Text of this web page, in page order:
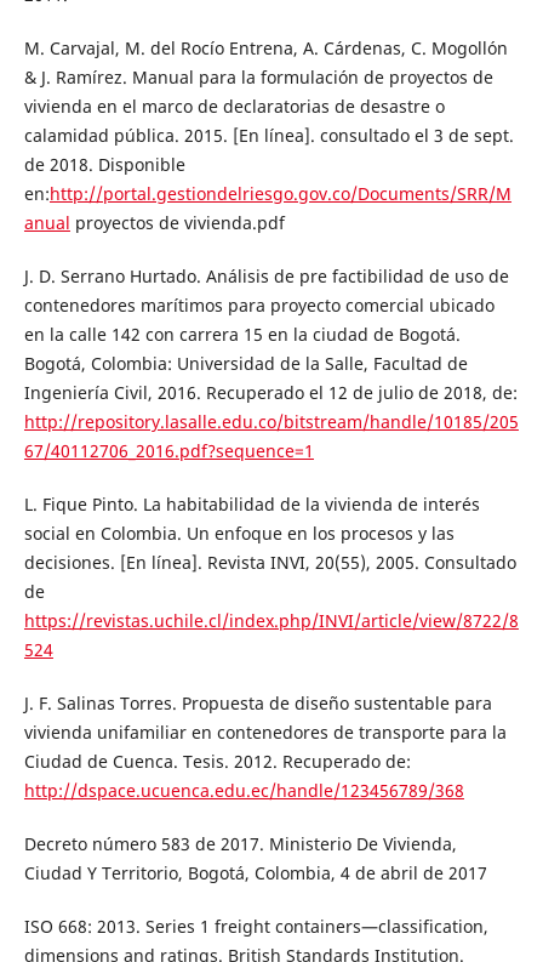
M. Carvajal, M. del Rocío Entrena, A. Cárdenas, C. Mogollón
& J. Ramírez. Manual para la formulación de proyectos de
vivienda en el marco de declaratorias de desastre o
calamidad pública. 2015. [En línea]. consultado el 3 de sept.
de 2018. Disponible
en:http://portal.gestiondelriesgo.gov.co/Documents/SRR/M
anual proyectos de vivienda.pdf
J. D. Serrano Hurtado. Análisis de pre factibilidad de uso de
contenedores marítimos para proyecto comercial ubicado
en la calle 142 con carrera 15 en la ciudad de Bogotá.
Bogotá, Colombia: Universidad de la Salle, Facultad de
Ingeniería Civil, 2016. Recuperado el 12 de julio de 2018, de:
http://repository.lasalle.edu.co/bitstream/handle/10185/205
67/40112706_2016.pdf?sequence=1
L. Fique Pinto. La habitabilidad de la vivienda de interés
social en Colombia. Un enfoque en los procesos y las
decisiones. [En línea]. Revista INVI, 20(55), 2005. Consultado
de
https://revistas.uchile.cl/index.php/INVI/article/view/8722/8
524
J. F. Salinas Torres. Propuesta de diseño sustentable para
vivienda unifamiliar en contenedores de transporte para la
Ciudad de Cuenca. Tesis. 2012. Recuperado de:
http://dspace.ucuenca.edu.ec/handle/123456789/368
Decreto número 583 de 2017. Ministerio De Vivienda,
Ciudad Y Territorio, Bogotá, Colombia, 4 de abril de 2017
ISO 668: 2013. Series 1 freight containers—classification,
dimensions and ratings. British Standards Institution.